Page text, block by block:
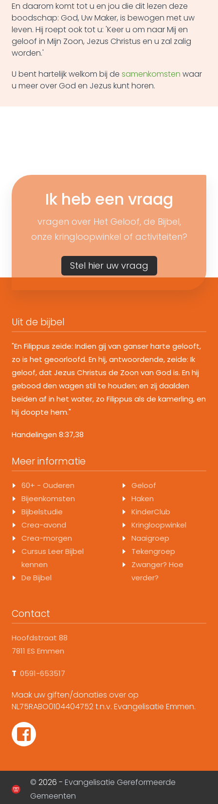
En daarom komt tot u en jou die dit lezen deze
boodschap: God, Uw Maker, is bewogen met uw
leven. Hij roept ook tot u: 'Keer u om naar Mij en
geloof in Mijn Zoon, Jezus Christus en u zal zalig
worden.'
U bent hartelijk welkom bij de samenkomsten waar
u meer over God en Jezus kunt horen.
Ik heb een vraag
vragen over Het Geloof, de Bijbel,
onze kringloopwinkel of activiteiten?
Stel hier uw vraag
Uit de bijbel
"En Filippus zeide: Indien gij van ganser harte gelooft,
zo is het geoorloofd. En hij, antwoordende, zeide: Ik
geloof, dat Jezus Christus de Zoon van God is. En hij
gebood den wagen stil te houden; en zij daalden
beiden af in het water, zo Filippus als de kamerling, en
hij doopte hem."
Handelingen 8:37,38
Meer informatie
60+ - Ouderen
Bijeenkomsten
Bijbelstudie
Crea-avond
Crea-morgen
Cursus Leer Bijbel
kennen
De Bijbel
Geloof
Haken
KinderClub
Kringloopwinkel
Naaigroep
Tekengroep
Zwanger? Hoe
verder?
Contact
Hoofdstraat 88
7811 ES Emmen
T 0591-653517
Maak uw giften/donaties over op
NL75RABO0104404752 t.n.v. Evangelisatie Emmen.
© 2026 - Evangelisatie Gereformeerde
Gemeenten